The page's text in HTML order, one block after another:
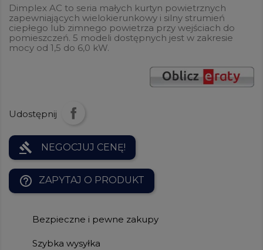
Dimplex AC to seria małych kurtyn powietrznych
zapewniających wielokierunkowy i silny strumień
ciepłego lub zimnego powietrza przy wejściach do
pomieszczeń. 5 modeli dostępnych jest w zakresie
mocy od 1,5 do 6,0 kW.
Udostępnij
gavel NEGOCJUJ CENĘ!
help_outline ZAPYTAJ O PRODUKT
Bezpieczne i pewne zakupy
Szybka wysyłka